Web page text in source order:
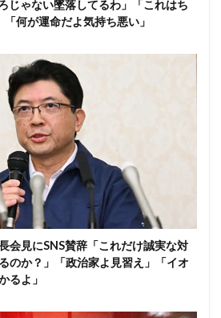
じゃない墜落してるわ」「これはち
何が運命だよ気持ち悪い」
会見にSNS賛辞「これだけ誠実な対
のか？」「政治家よ見習え」「イオ
るよ」